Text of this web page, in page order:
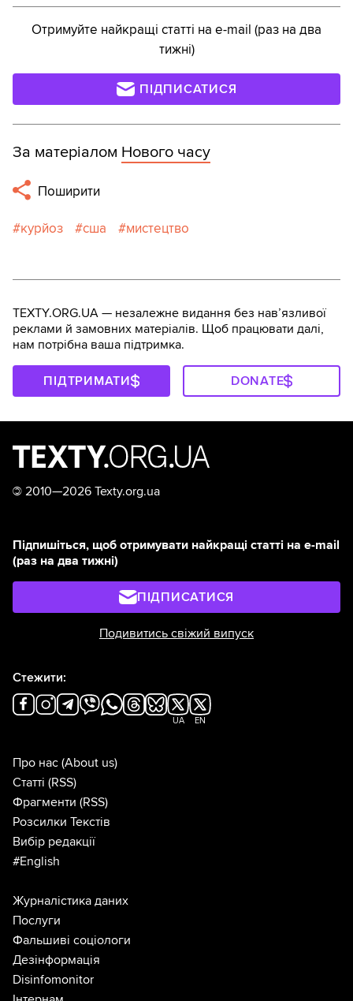
Отримуйте найкращі статті на e-mail (раз на два
тижні)
ПІДПИСАТИСЯ
За матеріалом Нового часу
Поширити
курйоз сша мистецтво
TEXTY.ORG.UA — незалежне видання без навʼязливої
реклами й замовних матеріалів. Щоб працювати далі,
нам потрібна ваша підтримка.
ПІДТРИМАТИ DONATE
© 2010—2026 Texty.org.ua
Підпишіться, щоб отримувати найкращі статті на e-mail
(раз на два тижні)
ПІДПИСАТИСЯ
Подивитись свіжий випуск
Стежити:
UA EN
Про нас (About us)
Статті (RSS)
Фрагменти (RSS)
Розсилки Текстів
Вибір редакції
#English
Журналістика даних
Послуги
Фальшиві соціологи
Дезінформація
Disinfomonitor